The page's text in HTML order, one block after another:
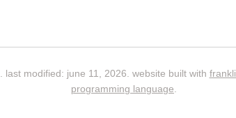
. last modified: june 11, 2026. website built with
programming language.